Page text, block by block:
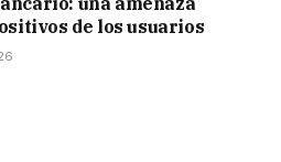
de los usuarios